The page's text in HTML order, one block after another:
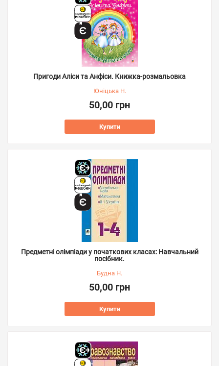
Пригоди Аліси та Анфіси. Книжка-розмальовка
Юніцька Н.
50,00 грн
Купити
Предметні олімпіади у початкових класах: Навчальний
посібник.
Будна Н.
50,00 грн
Купити